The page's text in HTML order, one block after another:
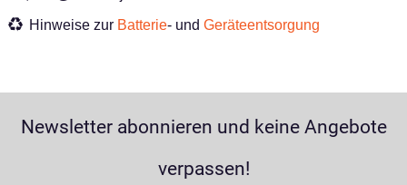
Hinweise zur Batterie- und Geräteentsorgung
Newsletter abonnieren und keine Angebote
verpassen!